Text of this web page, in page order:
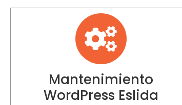
Mantenimiento
WordPress Eslida